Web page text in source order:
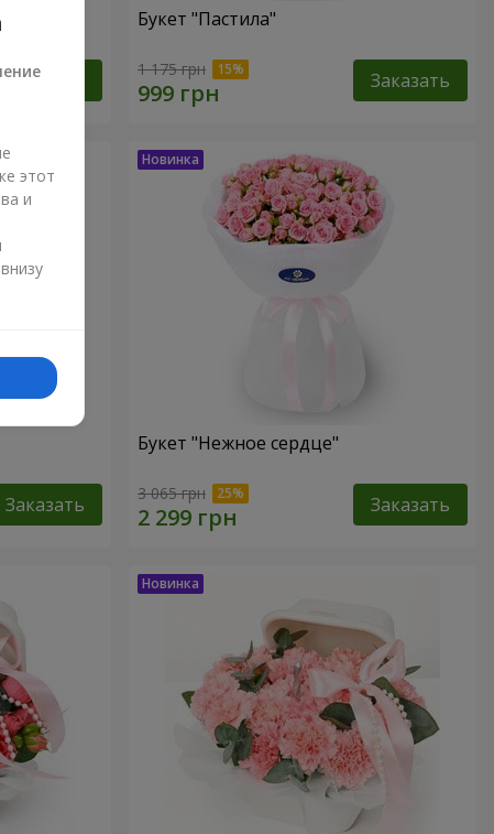
Заказать
Букет "Пастила"
1 175 грн Заказать
Заказать
Букет "Нежное сердце"
3 065 грн Заказать
этот
и